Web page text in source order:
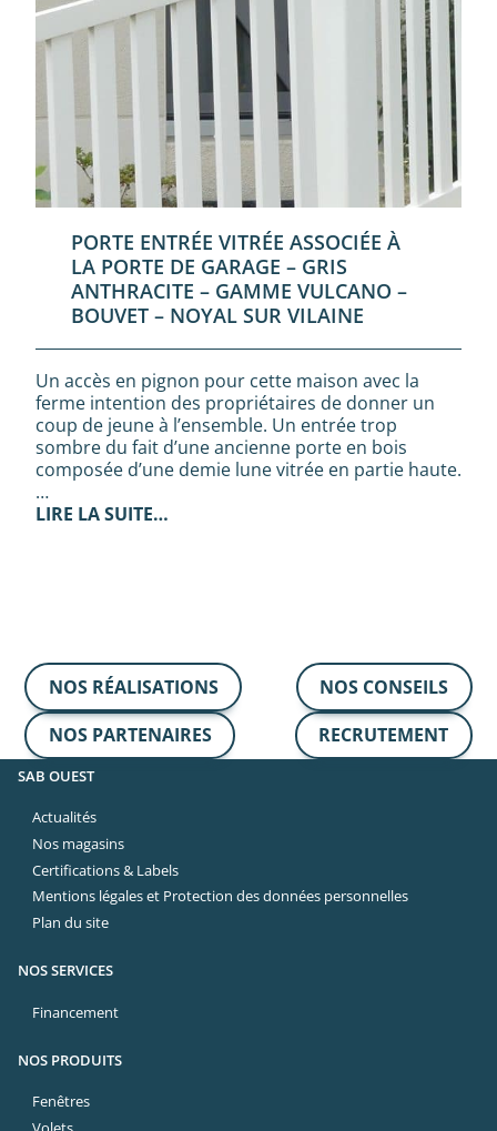
PORTE ENTRÉE VITRÉE ASSOCIÉE À
LA PORTE DE GARAGE – GRIS
ANTHRACITE – GAMME VULCANO –
BOUVET – NOYAL SUR VILAINE
Un accès en pignon pour cette maison avec la
ferme intention des propriétaires de donner un
coup de jeune à l’ensemble. Un entrée trop
sombre du fait d’une ancienne porte en bois
composée d’une demie lune vitrée en partie haute.
…
LIRE LA SUITE…
NOS RÉALISATIONS
NOS CONSEILS
NOS PARTENAIRES
RECRUTEMENT
SAB OUEST
Actualités
Nos magasins
Certifications & Labels
Mentions légales et Protection des données personnelles
Plan du site
NOS SERVICES
Financement
NOS PRODUITS
Fenêtres